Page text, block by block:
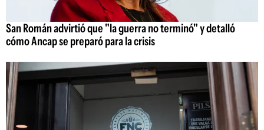
San Román advirtió que "la guerra no terminó" y detalló
cómo Ancap se preparó para la crisis